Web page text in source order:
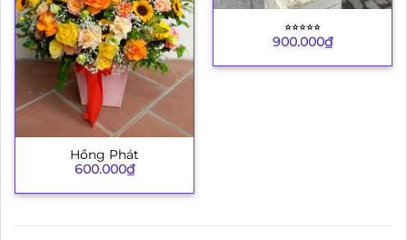
Hồng Phát
600.000₫
⭐︎⭐︎⭐︎⭐︎⭐︎
900.000₫